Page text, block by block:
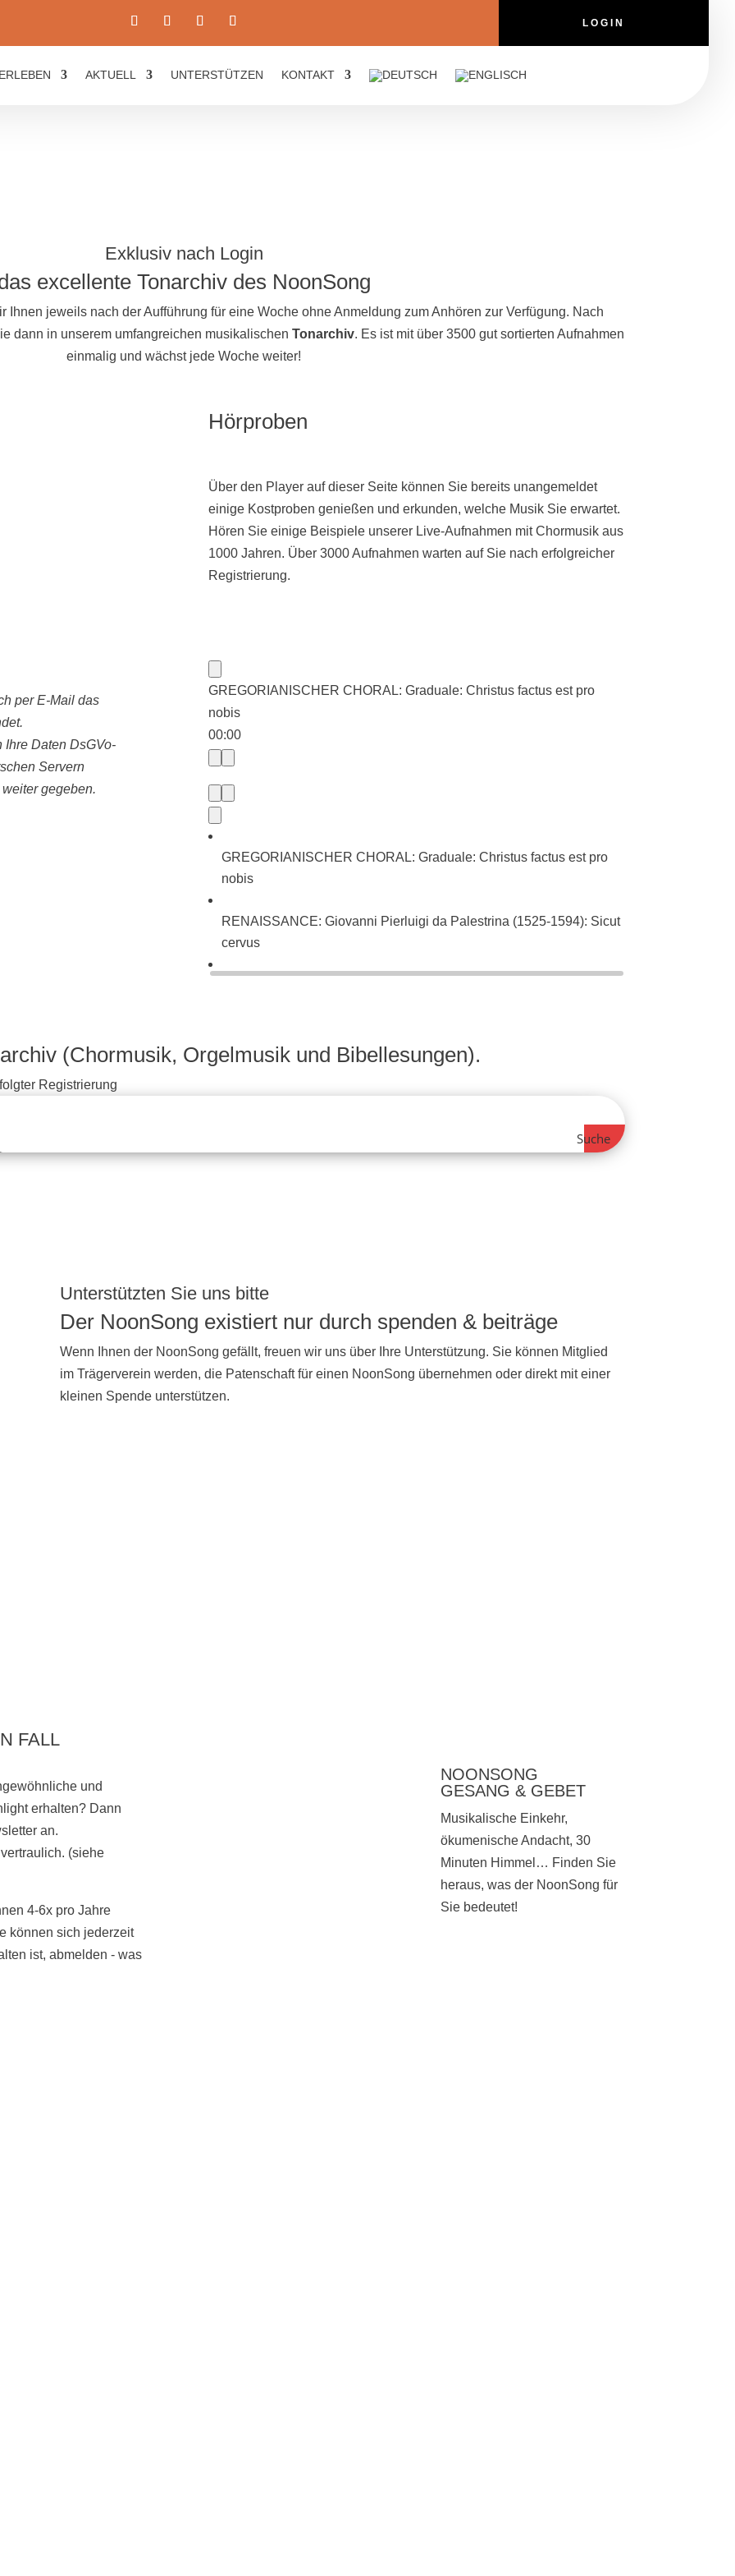
LOGIN
AKTUELL UNTERSTÜTZEN KONTAKT
Exklusiv nach Login
excellente Tonarchiv des NoonSong
Ihnen jeweils nach der Aufführung für eine Woche ohne Anmeldung zum Anhören zur Verfügung. Nach
dann in unserem umfangreichen musikalischen Tonarchiv. Es ist mit über 3500 gut sortierten Aufnahmen
einmalig und wächst jede Woche weiter!
per E-Mail das
Daten DsGVo-
Servern
gegeben.
Hörproben
Über den Player auf dieser Seite können Sie bereits unangemeldet
einige Kostproben genießen und erkunden, welche Musik Sie erwartet.
Hören Sie einige Beispiele unserer Live-Aufnahmen mit Chormusik aus
1000 Jahren. Über 3000 Aufnahmen warten auf Sie nach erfolgreicher
Registrierung.
GREGORIANISCHER CHORAL: Graduale: Christus factus est pro
nobis
00:00
GREGORIANISCHER CHORAL: Graduale: Christus factus est pro
nobis
RENAISSANCE: Giovanni Pierluigi da Palestrina (1525-1594): Sicut
cervus
(Chormusik, Orgelmusik und Bibellesungen).
Registrierung
Suche
Unterstützten Sie uns bitte
Der NoonSong existiert nur durch spenden & beiträge
Wenn Ihnen der NoonSong gefällt, freuen wir uns über Ihre Unterstützung. Sie können Mitglied
im Trägerverein werden, die Patenschaft für einen NoonSong übernehmen oder direkt mit einer
kleinen Spende unterstützen.
FALL
und
erhalten? Dann
an.
(siehe
4-6x pro Jahre
können sich jederzeit
ist, abmelden - was
NOONSONG
GESANG & GEBET
Musikalische Einkehr,
ökumenische Andacht, 30
Minuten Himmel… Finden Sie
heraus, was der NoonSong für
Sie bedeutet!